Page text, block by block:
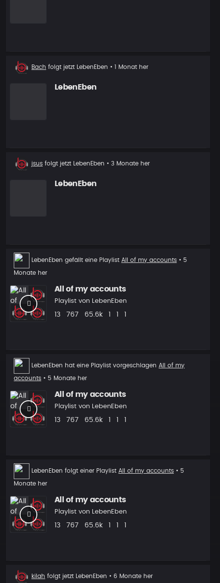
Neuer
Bach folgt jetzt LebenEben • 1 Monat her
LebenEben
Neuer
Follower
jsus folgt jetzt LebenEben • 3 Monate her
LebenEben
Playlist
LebenEben gefällt eine Playlist All of my accounts • 5
Monate her
All of my accounts
Playlist von LebenEben
Beats
13 Aufrufe
767 Plays
65.6k Follower
Follower
Vorgeschlagen
Playlist
LebenEben hat eine Playlist vorgeschlagen All of my
accounts • 5 Monate her
All of my accounts
Playlist von LebenEben
Beats
13 Aufrufe
767 Plays
65.6k Follower
Follower
Vorgeschlagen
Playlist
LebenEben folgt einer Playlist All of my accounts • 5
Monate her
All of my accounts
Playlist von LebenEben
Beats
13 Aufrufe
767 Plays
65.6k Follower
Follower
Vorgeschlagen
Neuer
kilah folgt jetzt LebenEben • 6 Monate her